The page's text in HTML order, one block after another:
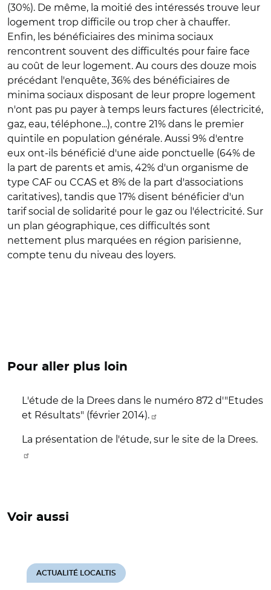
(30%). De même, la moitié des intéressés trouve leur
logement trop difficile ou trop cher à chauffer.
Enfin, les bénéficiaires des minima sociaux
rencontrent souvent des difficultés pour faire face
au coût de leur logement. Au cours des douze mois
précédant l'enquête, 36% des bénéficiaires de
minima sociaux disposant de leur propre logement
n'ont pas pu payer à temps leurs factures (électricité,
gaz, eau, téléphone...), contre 21% dans le premier
quintile en population générale. Aussi 9% d'entre
eux ont-ils bénéficié d'une aide ponctuelle (64% de
la part de parents et amis, 42% d'un organisme de
type CAF ou CCAS et 8% de la part d'associations
caritatives), tandis que 17% disent bénéficier d'un
tarif social de solidarité pour le gaz ou l'électricité. Sur
un plan géographique, ces difficultés sont
nettement plus marquées en région parisienne,
compte tenu du niveau des loyers.
Pour aller plus loin
L'étude de la Drees dans le numéro 872 d'"Etudes
et Résultats" (février 2014).
La présentation de l'étude, sur le site de la Drees.
Voir aussi
ACTUALITÉ LOCALTIS